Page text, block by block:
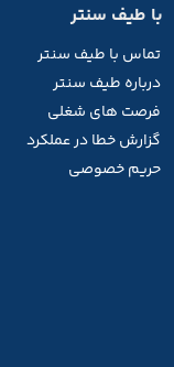
با طیف سنتر
تماس با طیف سنتر
درباره طیف سنتر
فرصت های شغلی
گزارش خطا در عملکرد
حریم خصوصی